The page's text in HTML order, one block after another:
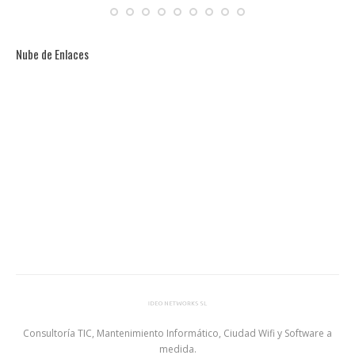
Nube de Enlaces
Consultoría TIC, Mantenimiento Informático, Ciudad Wifi y Software a
medida.